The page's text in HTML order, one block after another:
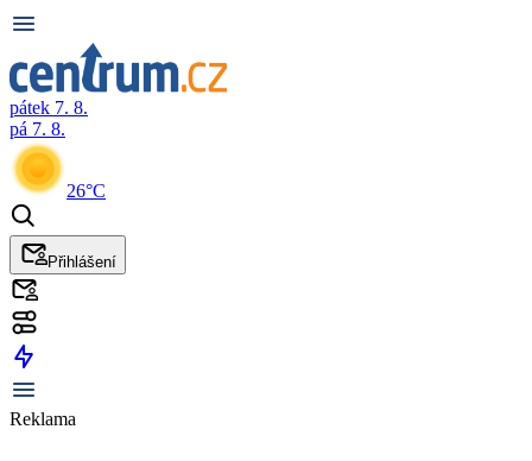
pátek 7. 8.
pá 7. 8.
26°C
Přihlášení
Reklama